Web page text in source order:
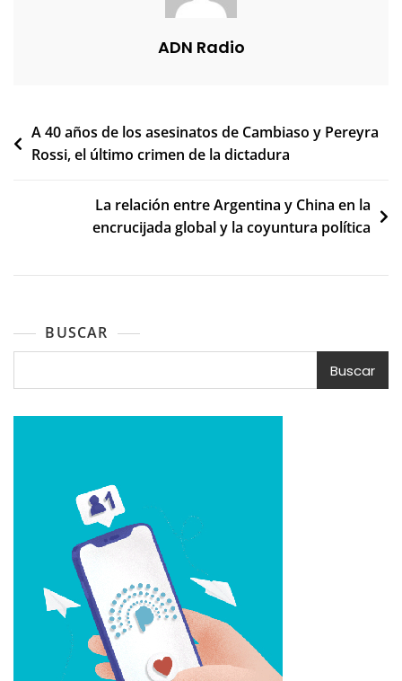
ADN Radio
Navegación
de
A 40 años de los asesinatos de Cambiaso y Pereyra
Rossi, el último crimen de la dictadura
La relación entre Argentina y China en la
encrucijada global y la coyuntura política
BUSCAR
Buscar